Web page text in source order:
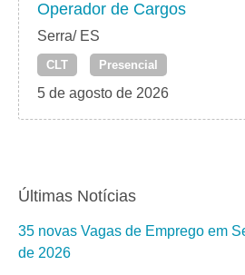
Operador de Cargos
Serra/ ES
CLT Presencial
5 de agosto de 2026
Últimas Notícias
35 novas Vagas de Emprego em
de 2026